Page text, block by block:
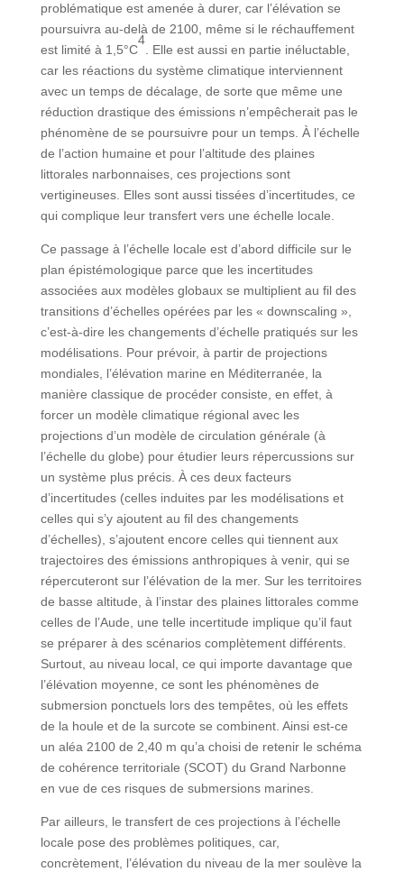
problématique est amenée à durer, car l’élévation se
poursuivra au-delà de 2100, même si le réchauffement
est limité à 1,5°C
4
. Elle est aussi en partie inéluctable,
car les réactions du système climatique interviennent
avec un temps de décalage, de sorte que même une
réduction drastique des émissions n’empêcherait pas le
phénomène de se poursuivre pour un temps. À l’échelle
de l’action humaine et pour l’altitude des plaines
littorales narbonnaises, ces projections sont
vertigineuses. Elles sont aussi tissées d’incertitudes, ce
qui complique leur transfert vers une échelle locale.
Ce passage à l’échelle locale est d’abord difficile sur le
plan épistémologique parce que les incertitudes
associées aux modèles globaux se multiplient au fil des
transitions d’échelles opérées par les « downscaling »,
c’est-à-dire les changements d’échelle pratiqués sur les
modélisations. Pour prévoir, à partir de projections
mondiales, l’élévation marine en Méditerranée, la
manière classique de procéder consiste, en effet, à
forcer un modèle climatique régional avec les
projections d’un modèle de circulation générale (à
l’échelle du globe) pour étudier leurs répercussions sur
un système plus précis. À ces deux facteurs
d’incertitudes (celles induites par les modélisations et
celles qui s’y ajoutent au fil des changements
d’échelles), s’ajoutent encore celles qui tiennent aux
trajectoires des émissions anthropiques à venir, qui se
répercuteront sur l’élévation de la mer. Sur les territoires
de basse altitude, à l’instar des plaines littorales comme
celles de l’Aude, une telle incertitude implique qu’il faut
se préparer à des scénarios complètement différents.
Surtout, au niveau local, ce qui importe davantage que
l’élévation moyenne, ce sont les phénomènes de
submersion ponctuels lors des tempêtes, où les effets
de la houle et de la surcote se combinent. Ainsi est-ce
un aléa 2100 de 2,40 m qu’a choisi de retenir le schéma
de cohérence territoriale (SCOT) du Grand Narbonne
en vue de ces risques de submersions marines.
Par ailleurs, le transfert de ces projections à l’échelle
locale pose des problèmes politiques, car,
concrètement, l’élévation du niveau de la mer soulève la